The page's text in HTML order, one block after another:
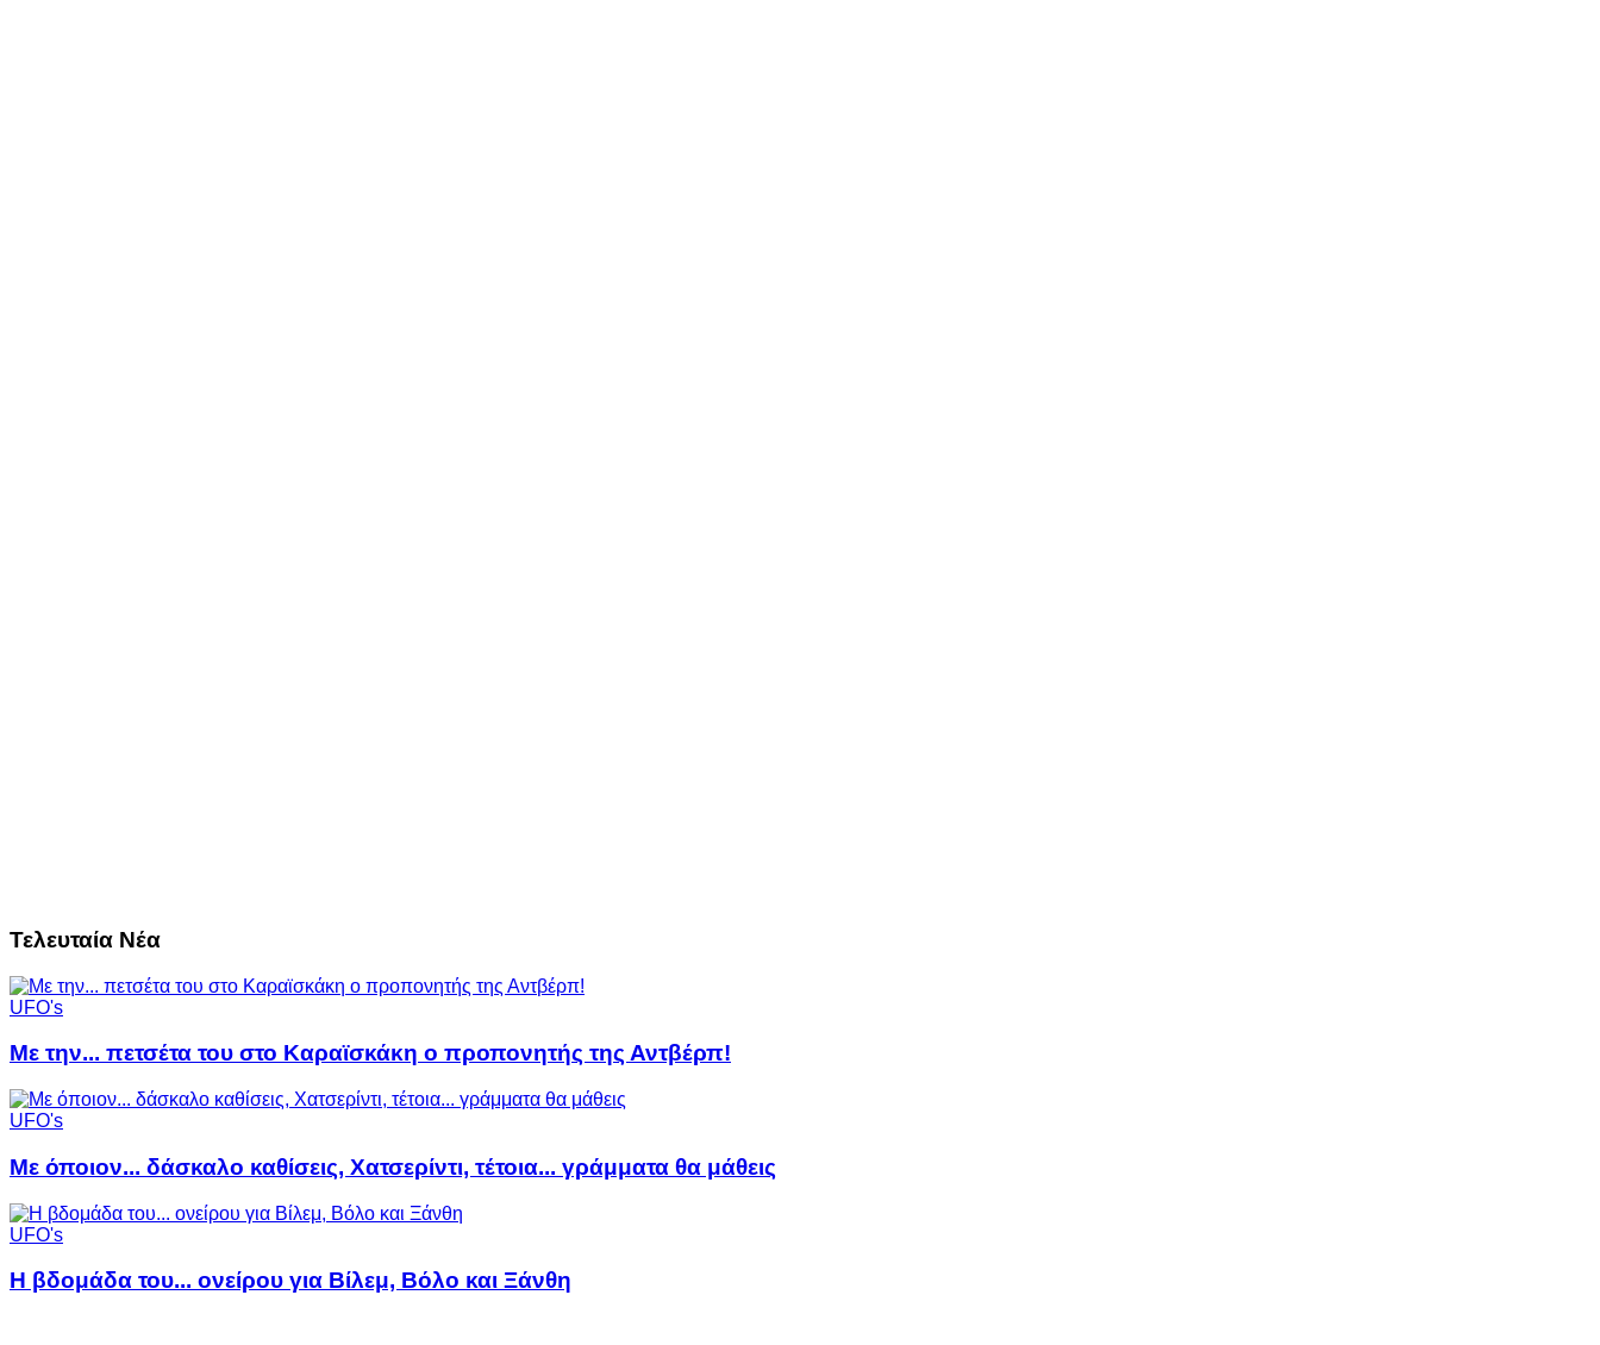
Τελευταία Νέα
UFO's
Με την... πετσέτα του στο Καραϊσκάκη ο προπονητής της Αντβέρπ!
UFO's
Με όποιον... δάσκαλο καθίσεις, Χατσερίντι, τέτοια... γράμματα θα μάθεις
UFO's
Η βδομάδα του... ονείρου για Βίλεμ, Βόλο και Ξάνθη